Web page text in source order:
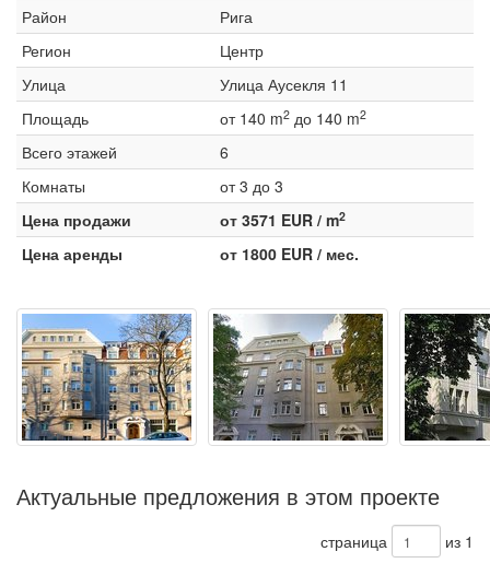
Район
Рига
Регион
Центр
Улица
Улица Аусекля 11
Площадь
от 140 m2 до 140 m2
Всего этажей
6
Комнаты
от 3 до 3
Цена продажи
от 3571 EUR / m2
Цена аренды от 1800 EUR / мес.
Актуальные предложения в этом проекте
страница из 1